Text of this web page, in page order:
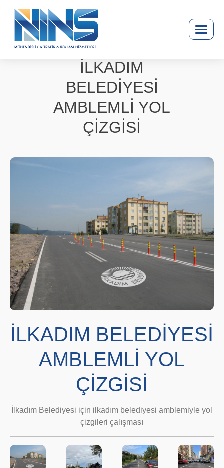
İLKADIM
BELEDİYESİ
AMBLEMLİ YOL
ÇİZGİSİ
İLKADIM BELEDİYESİ
AMBLEMLİ YOL
ÇİZGİSİ
İlkadım Belediyesi için ilkadım belediyesi amblemiyle yol
çizgileri çalışması